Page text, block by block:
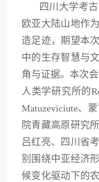
四川大学考
欧亚大陆山地作
造足迹，期望本
中的生存智慧与
角与证据。本次
人类学研究所的
Matuzeviciute、
院青藏高原研究
吕红亮、四川省
别围绕中亚经济
候变化驱动下的